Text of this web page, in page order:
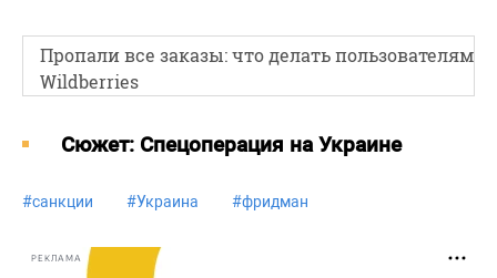
Пропали все заказы: что делать пользователям
Wildberries
Cюжет: Спецоперация на Украине
#санкции #Украина #фридман
РЕКЛАМА